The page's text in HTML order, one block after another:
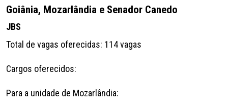
Goiânia, Mozarlândia e Senador Canedo
JBS
Total de vagas oferecidas: 114 vagas
Cargos oferecidos:
Para a unidade de Mozarlândia: